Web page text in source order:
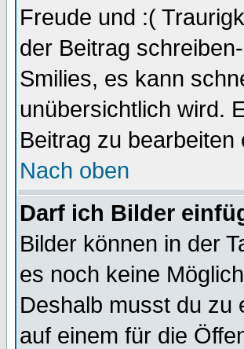
Freude und :(
der Beitrag
Smilies, es kann
unübersichtlich wird.
Beitrag zu
Nach oben
Darf ich Bilder
Bilder können in der
es noch keine
Deshalb musst du zu
auf einem für die